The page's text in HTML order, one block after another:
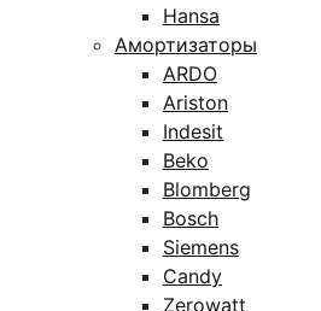
Hansa
Амортизаторы
ARDO
Ariston
Indesit
Beko
Blomberg
Bosch
Siemens
Candy
Zerowatt